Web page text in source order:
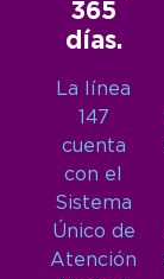
365
días.
La línea
147
cuenta
con el
Sistema
Único de
Atención